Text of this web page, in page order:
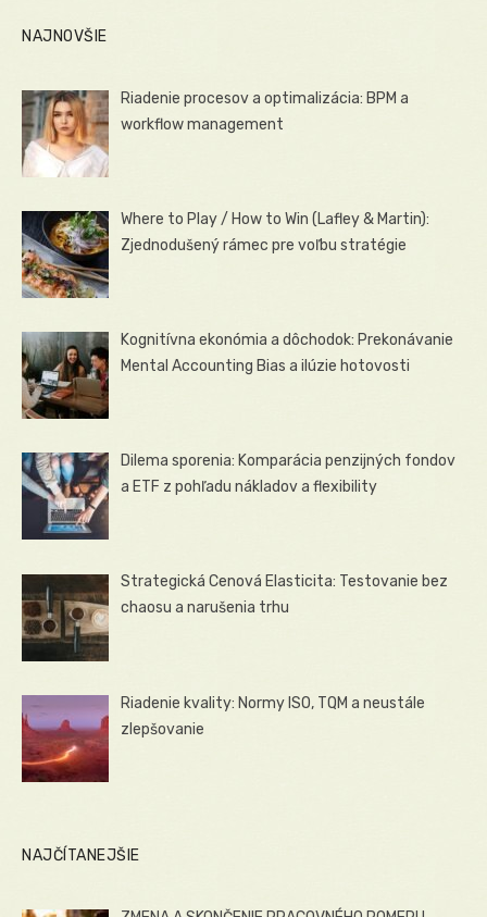
NAJNOVŠIE
Riadenie procesov a optimalizácia: BPM a
workflow management
Where to Play / How to Win (Lafley & Martin):
Zjednodušený rámec pre voľbu stratégie
Kognitívna ekonómia a dôchodok: Prekonávanie
Mental Accounting Bias a ilúzie hotovosti
Dilema sporenia: Komparácia penzijných fondov
a ETF z pohľadu nákladov a flexibility
Strategická Cenová Elasticita: Testovanie bez
chaosu a narušenia trhu
Riadenie kvality: Normy ISO, TQM a neustále
zlepšovanie
NAJČÍTANEJŠIE